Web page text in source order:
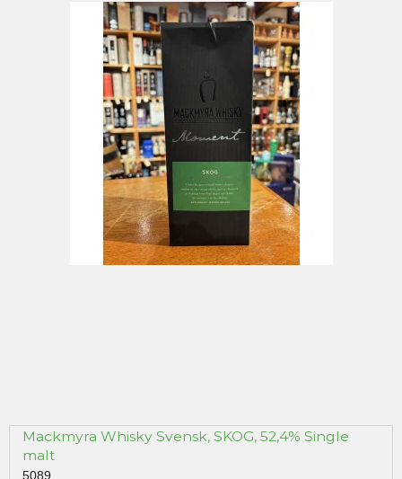
Mackmyra Whisky Svensk, SKOG, 52,4% Single
malt
5089